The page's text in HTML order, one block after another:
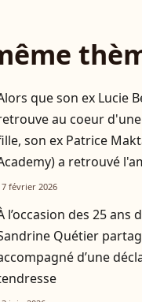
que son ex Lucie
au coeur
son ex Patrice
a retrouvé
février 2026
l’occasion des 25 ans
Quétier
d’une